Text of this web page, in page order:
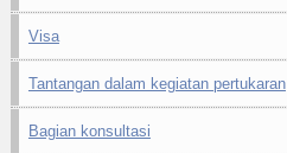
Visa
Tantangan dalam kegiatan pertukaran
Bagian konsultasi